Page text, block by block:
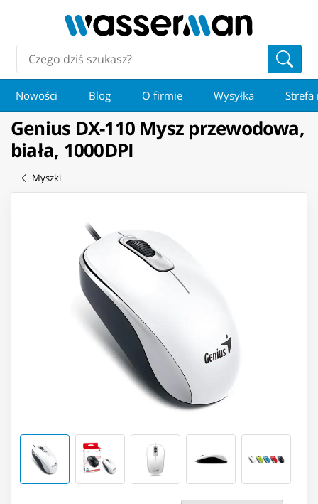
Nowości Blog O firmie Wysyłka Strefa
Genius DX-110 Mysz przewodowa,
biała, 1000DPI
Myszki